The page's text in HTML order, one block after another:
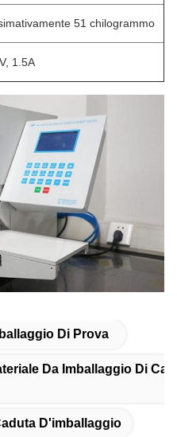
51 chilogrammo
1.5A
Di Prova
Da Imballaggio Di
D'imballaggio